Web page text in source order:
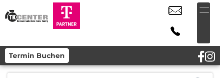
Termin Buchen